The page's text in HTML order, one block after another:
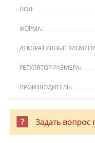
ПОЛ:
ФОРМА:
ДЕКОРАТИВНЫЕ
РЕГУЛЯТОР РАЗМЕРА:
ПРОИЗВОДИТЕЛЬ:
Задать вопрос